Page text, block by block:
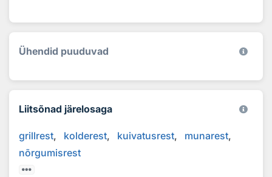
Ühendid puuduvad
Liitsõnad järelosaga
grillrest kolderest kuivatusrest
munarest
nõrgumisrest